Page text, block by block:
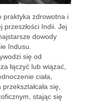
praktyka zdrowotna i
przeszłości Indii. Jej
dowody
Indusu.
się od
łączyć lub wiązać,
ciała,
się,
stając się